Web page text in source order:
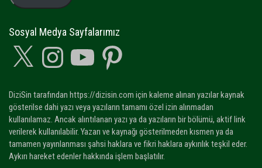
Sosyal Medya Sayfalarımız
Instagram YouTube Pinterest
DiziSin tarafından https://dizisin.com için kaleme alınan yazılar kaynak
gösterilse dahi yazı veya yazıların tamamı özel izin alınmadan
kullanılamaz. Ancak alıntılanan yazı ya da yazıların bir bölümü, aktif link
verilerek kullanılabilir. Yazarı ve kaynağı gösterilmeden kısmen ya da
tamamen yayınlanması şahsi haklara ve fikri haklara aykırılık teşkil eder.
Aykırı hareket edenler hakkında işlem başlatılır.